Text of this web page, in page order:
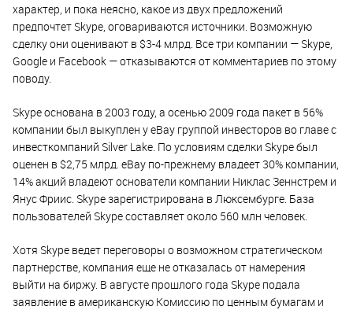
характер, и пока неясно, какое из двух предложений
предпочтет Skype, оговариваются источники. Возможную
сделку они оценивают в $3-4 млрд. Все три компании — Skype,
Google и Facebook — отказываются от комментариев по этому
поводу.
Skype основана в 2003 году, а осенью 2009 года пакет в 56%
компании был выкуплен у eBay группой инвесторов во главе с
инвесткомпаний Silver Lake. По условиям сделки Skype был
оценен в $2,75 млрд. eBay по-прежнему владеет 30% компании,
14% акций владеют основатели компании Никлас Зеннстрем и
Янус Фриис. Skype зарегистрирована в Люксембурге. База
пользователей Skype составляет около 560 млн человек.
Хотя Skype ведет переговоры о возможном стратегическом
партнерстве, компания еще не отказалась от намерения
выйти на биржу. В августе прошлого года Skype подала
заявление в американскую Комиссию по ценным бумагам и